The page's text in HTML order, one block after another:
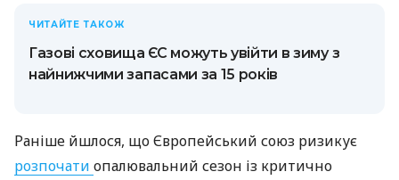
ЧИТАЙТЕ ТАКОЖ
Газові сховища ЄС можуть увійти в зиму з
найнижчими запасами за 15 років
Раніше йшлося, що Європейський союз ризикує
розпочати опалювальний сезон із критично